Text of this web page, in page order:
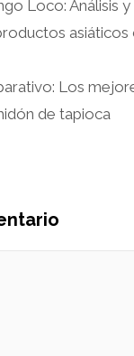
Loco: Análisis
asiáticos
Los
de tapioca